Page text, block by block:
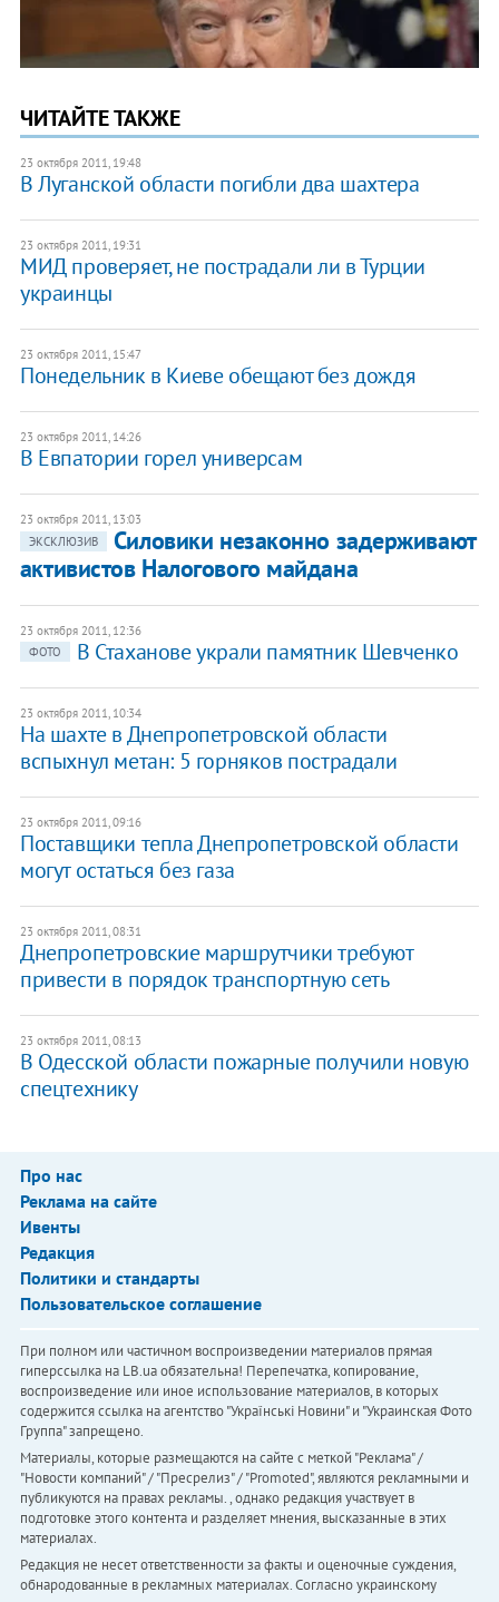
ЧИТАЙТЕ ТАКЖЕ
23 октября 2011, 19:48
В Луганской области погибли два шахтера
23 октября 2011, 19:31
МИД проверяет, не пострадали ли в Турции
украинцы
23 октября 2011, 15:47
Понедельник в Киеве обещают без дождя
23 октября 2011, 14:26
В Евпатории горел универсам
23 октября 2011, 13:03
ЭКСКЛЮЗИВ
Силовики незаконно задерживают
активистов Налогового майдана
23 октября 2011, 12:36
ФОТО
В Стаханове украли памятник Шевченко
23 октября 2011, 10:34
На шахте в Днепропетровской области
вспыхнул метан: 5 горняков пострадали
23 октября 2011, 09:16
Поставщики тепла Днепропетровской области
могут остаться без газа
23 октября 2011, 08:31
Днепропетровские маршрутчики требуют
привести в порядок транспортную сеть
23 октября 2011, 08:13
В Одесской области пожарные получили новую
спецтехнику
Про нас
Реклама на сайте
Ивенты
Редакция
Политики и стандарты
Пользовательское соглашение
При полном или частичном воспроизведении материалов прямая
гиперссылка на LB.ua обязательна! Перепечатка, копирование,
воспроизведение или иное использование материалов, в которых
содержится ссылка на агентство "Українськi Новини" и "Украинская Фото
Группа" запрещено.
Материалы, которые размещаются на сайте с меткой "Реклама" /
"Новости компаний" / "Пресрелиз" / "Promoted", являются рекламными и
публикуются на правах рекламы. , однако редакция участвует в
подготовке этого контента и разделяет мнения, высказанные в этих
материалах.
Редакция не несет ответственности за факты и оценочные суждения,
обнародованные в рекламных материалах. Согласно украинскому